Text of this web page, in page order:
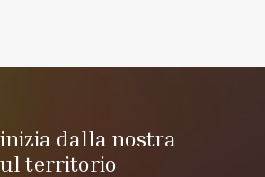
dalla nostra
territorio